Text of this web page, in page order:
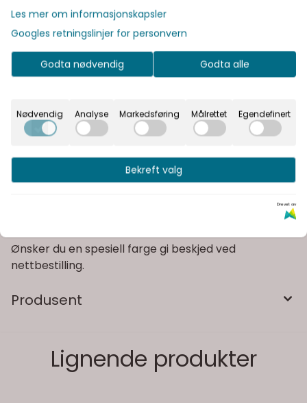
Fast fraktpris
Kvalitetsprodukter
Informasjon
Klassisk scrunchie i flere farger fra Ib Laursen
Ønsker du en spesiell farge gi beskjed ved
nettbestilling.
Produsent
Lignende produkter
Les mer om informasjonskapsler
Googles retningslinjer for personvern
Godta nødvendig Godta alle
Nødvendig Analyse Markedsføring Målrettet Egendefinert
Bekreft valg
Drevet av